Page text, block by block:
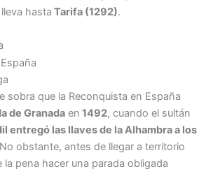
hasta Tarifa (1292).
sobra que la Reconquista en España
de Granada en 1492, cuando el sultán
entregó las llaves de la Alhambra a los
No obstante, antes de llegar a territorio
la pena hacer una parada obligada